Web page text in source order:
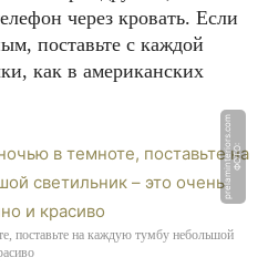
через кровать. Если
поставьте с каждой
как в американских
Ф
О
Т
О:
p
r
el
a
mi
n
t
e
ri
o
r
s.
c
o
m
поставьте на каждую тумбу небольшой